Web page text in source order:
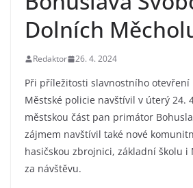
Dolních
Redaktor 26. 4. 2024
Při příležitosti slavnostního otevření
Městské policie navštívil v úterý 24.
městskou část pan primátor
zájmem navštívil také nové
hasičskou zbrojnici, základní školu i
za návštěvu.